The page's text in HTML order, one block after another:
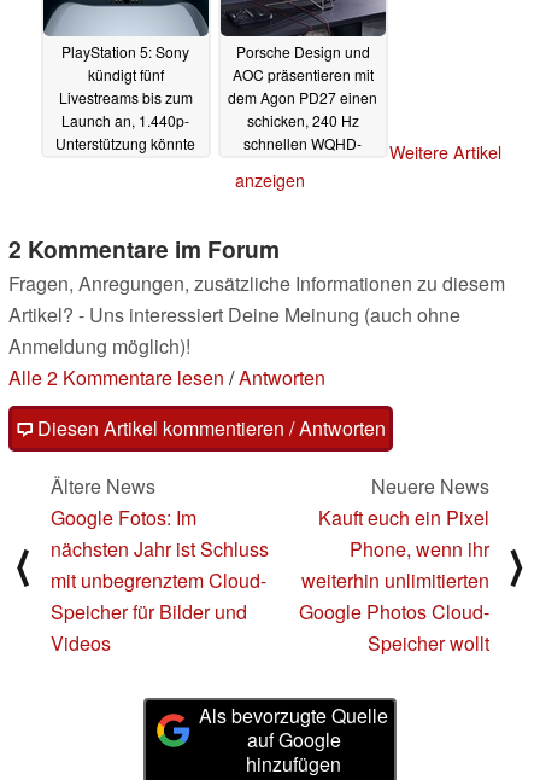
PlayStation 5: Sony
kündigt fünf
Livestreams bis zum
Launch an, 1.440p-
Unterstützung könnte
Porsche Design und
AOC präsentieren mit
dem Agon PD27 einen
schicken, 240 Hz
schnellen WQHD-
10.11.2020
Weitere Artikel
anzeigen
2 Kommentare im Forum
Fragen, Anregungen, zusätzliche Informationen zu diesem
Artikel? - Uns interessiert Deine Meinung (auch ohne
Anmeldung möglich)!
Alle 2 Kommentare lesen /Antworten
Diesen Artikel kommentieren / Antworten
⟨
Ältere News
Google Fotos: Im
nächsten Jahr ist Schluss
mit unbegrenztem Cloud-
Speicher für Bilder und
Videos
Neuere News
Kauft euch ein Pixel
Phone, wenn ihr
weiterhin unlimitierten
Google Photos Cloud-
Speicher wollt
⟩
Als bevorzugte Quelle
auf Google
hinzufügen